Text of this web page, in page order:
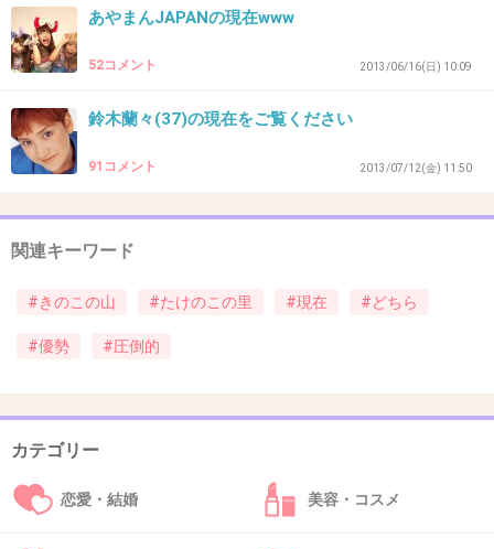
41. 匿名2013/12/31(火) 10:44:58
チョコとビスケットの混ざった感がたけのこの
方が秀逸！
きのこはどうしても分断されてしまうので。
ちょっとググっただけで限定品が数えられない
ほど
あやまんJAPANの現在www
52コメント 2013/06/16(日) 10:09
鈴木蘭々(37)の現在をご覧ください
91コメント 2013/07/12(金) 11:50
関連キーワード
#きのこの山 #たけのこの里 #現在 #どちら
#優勢 #圧倒的
カテゴリー
恋愛・結婚 美容・コスメ